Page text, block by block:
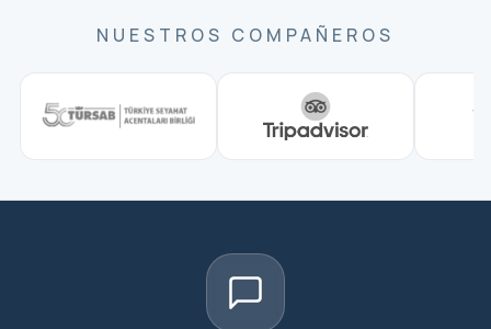
NUESTROS COMPAÑEROS